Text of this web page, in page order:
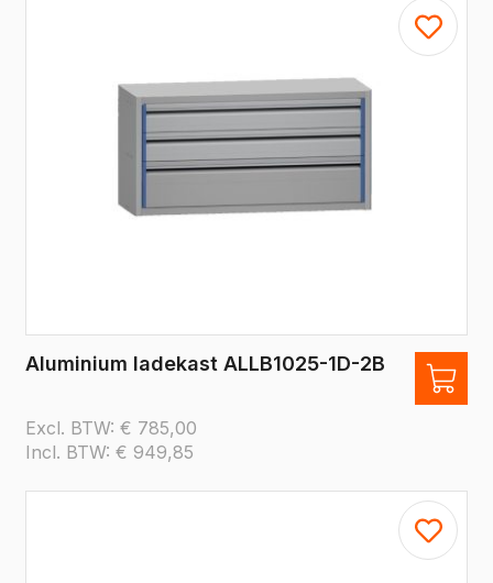
Aluminium ladekast ALLB1025-1D-2B
Excl. BTW: € 785,00
Incl. BTW: € 949,85